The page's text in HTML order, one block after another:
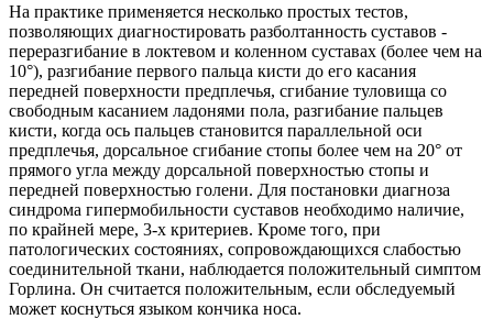
На практике применяется несколько простых тестов,
позволяющих диагностировать разболтанность суставов -
переразгибание в локтевом и коленном суставах (более чем на
10°), разгибание первого пальца кисти до его касания
передней поверхности предплечья, сгибание туловища со
свободным касанием ладонями пола, разгибание пальцев
кисти, когда ось пальцев становится параллельной оси
предплечья, дорсальное сгибание стопы более чем на 20° от
прямого угла между дорсальной поверхностью стопы и
передней поверхностью голени. Для постановки диагноза
синдрома гипермобильности суставов необходимо наличие,
по крайней мере, 3-х критериев. Кроме того, при
патологических состояниях, сопровождающихся слабостью
соединительной ткани, наблюдается положительный симптом
Горлина. Он считается положительным, если обследуемый
может коснуться языком кончика носа.